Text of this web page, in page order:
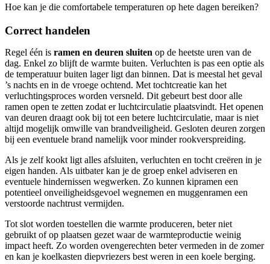
Hoe kan je die comfortabele temperaturen op hete dagen bereiken?
Correct handelen
Regel één is ramen en deuren sluiten op de heetste uren van de
dag. Enkel zo blijft de warmte buiten. Verluchten is pas een optie als
de temperatuur buiten lager ligt dan binnen. Dat is meestal het geval
’s nachts en in de vroege ochtend. Met tochtcreatie kan het
verluchtingsproces worden versneld. Dit gebeurt best door alle
ramen open te zetten zodat er luchtcirculatie plaatsvindt. Het openen
van deuren draagt ook bij tot een betere luchtcirculatie, maar is niet
altijd mogelijk omwille van brandveiligheid. Gesloten deuren zorgen
bij een eventuele brand namelijk voor minder rookverspreiding.
Als je zelf kookt ligt alles afsluiten, verluchten en tocht creëren in je
eigen handen. Als uitbater kan je de groep enkel adviseren en
eventuele hindernissen wegwerken. Zo kunnen kipramen een
potentieel onveiligheidsgevoel wegnemen en muggenramen een
verstoorde nachtrust vermijden.
Tot slot worden toestellen die warmte produceren, beter niet
gebruikt of op plaatsen gezet waar de warmteproductie weinig
impact heeft. Zo worden ovengerechten beter vermeden in de zomer
en kan je koelkasten diepvriezers best weren in een koele berging.